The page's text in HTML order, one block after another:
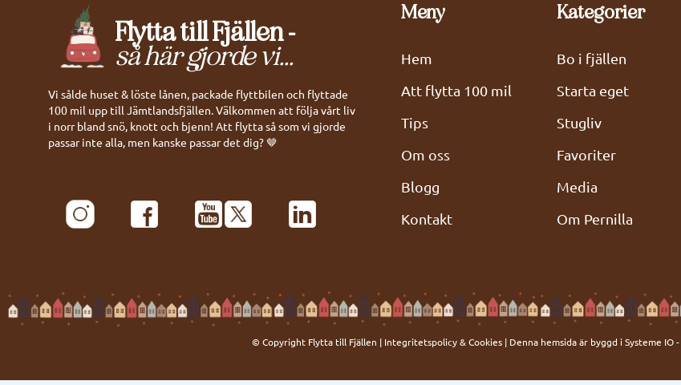
Flytta till Fjällen -
så här gjorde vi...
Vi sålde huset & löste lånen, packade flyttbilen och flyttade
100 mil upp till Jämtlandsfjällen. Välkommen att följa vårt liv
i norr bland snö, knott och bjenn! Att flytta så som vi gjorde
passar inte alla, men kanske passar det dig? 🤎
Meny
Hem
Att flytta 100 mil
Tips
Om oss
Blogg
Kontakt
Kategorier
Bo i fjällen
Starta eget
Stugliv
Favoriter
Media
Om Pernilla
© Copyright Flytta till Fjällen | Integritetspolicy & Cookies| Denna hemsida är byggd i Systeme IO -